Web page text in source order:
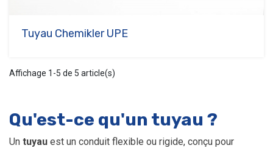
Tuyau Chemikler UPE
Affichage 1-5 de 5 article(s)
Qu'est-ce qu'un tuyau ?
Un tuyau est un conduit flexible ou rigide, conçu pour